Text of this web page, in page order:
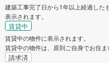
建築工事完了日から1年以上経過した
表示されます。
賃貸中
賃貸中の物件に表示されます。
賃貸中の物件は、原則ご自身でお住ま
請求済